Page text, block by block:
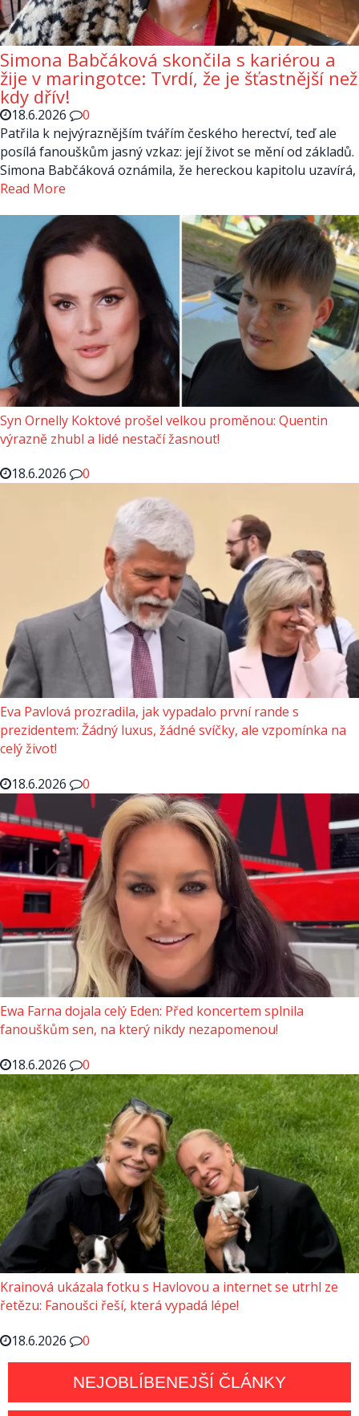
Simona Babčáková skončila s kariérou a
žije v maringotce: Tvrdí, že je šťastnější než
kdy dřív!
18.6.2026
0
Patřila k nejvýraznějším tvářím českého herectví, teď ale
posílá fanouškům jasný vzkaz: její život se mění od základů.
Simona Babčáková oznámila, že hereckou kapitolu uzavírá,
Read More
Syn Ornelly Koktové prošel velkou proměnou: Quentin
výrazně zhubl a lidé nestačí žasnout!
18.6.2026
0
Eva Pavlová prozradila, jak vypadalo první rande s
prezidentem: Žádný luxus, žádné svíčky, ale vzpomínka na
celý život!
18.6.2026
0
Ewa Farna dojala celý Eden: Před koncertem splnila
fanouškům sen, na který nikdy nezapomenou!
18.6.2026
0
Krainová ukázala fotku s Havlovou a internet se utrhl ze
řetězu: Fanoušci řeší, která vypadá lépe!
18.6.2026
0
NEJOBLÍBENEJŠÍ ČLÁNKY